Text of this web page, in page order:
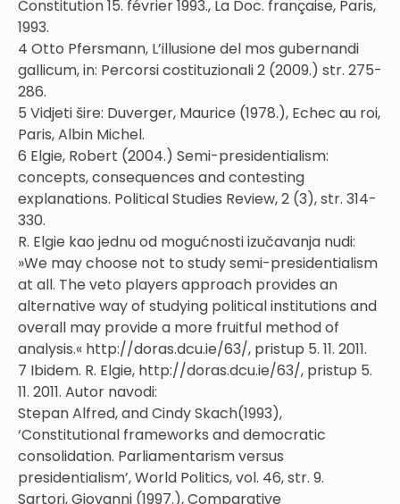
Constitution 15. février 1993., La Doc. française, Paris,
1993.
4 Otto Pfersmann, L’illusione del mos gubernandi
gallicum, in: Percorsi costituzionali 2 (2009.) str. 275-
286.
5 Vidjeti šire: Duverger, Maurice (1978.), Echec au roi,
Paris, Albin Michel.
6 Elgie, Robert (2004.) Semi-presidentialism:
concepts, consequences and contesting
explanations. Political Studies Review, 2 (3), str. 314-
330.
R. Elgie kao jednu od mogućnosti izučavanja nudi:
»We may choose not to study semi-presidentialism
at all. The veto players approach provides an
alternative way of studying political institutions and
overall may provide a more fruitful method of
analysis.« http://doras.dcu.ie/63/, pristup 5. 11. 2011.
7 Ibidem. R. Elgie, http://doras.dcu.ie/63/, pristup 5.
11. 2011. Autor navodi:
Stepan Alfred, and Cindy Skach(1993),
‘Constitutional frameworks and democratic
consolidation. Parliamentarism versus
presidentialism’, World Politics, vol. 46, str. 9.
Sartori, Giovanni (1997.), Comparative